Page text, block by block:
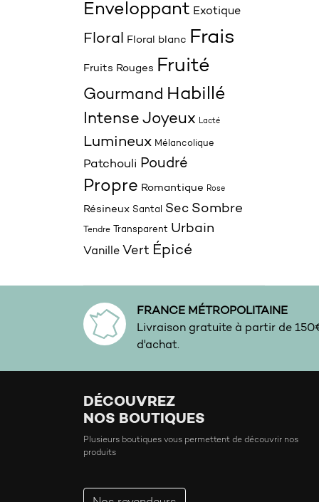
Enveloppant Exotique
Floral Floral blanc Frais
Fruits Rouges Fruité
Gourmand Habillé
Intense Joyeux Lacté
Lumineux Mélancolique
Patchouli Poudré
Propre Romantique Rose
Résineux Santal Sec Sombre
Tendre Transparent Urbain
Vanille Vert Épicé
FRANCE MÉTROPOLITAINE
Livraison gratuite à partir de
d'achat.
DÉCOUVREZ
NOS BOUTIQUES
Plusieurs boutiques vous permettent de découvrir nos
produits